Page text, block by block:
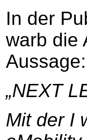
In der
warb die
Aussage:
„NEXT
Mit der I